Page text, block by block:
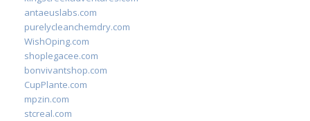
antaeuslabs.com
purelycleanchemdry.com
WishOping.com
shoplegacee.com
bonvivantshop.com
CupPlante.com
mpzin.com
stcreal.com